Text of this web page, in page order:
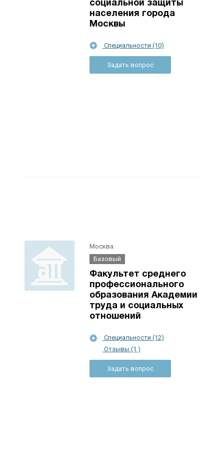
социальной защиты
населения города
Москвы
Специальности (10)
Задать вопрос
Москва
Базовый
Факультет среднего
профессионального
образования Академии
труда и социальных
отношений
Специальности (12)
Отзывы (1 )
Задать вопрос